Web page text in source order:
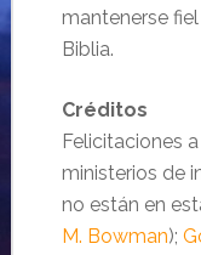
mantenerse
Biblia.
Créditos
Felicitaciones
ministerios de
no están en
M. Bowman);